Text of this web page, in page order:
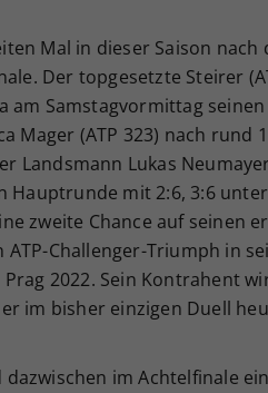
Mal in dieser Saison nach
Der topgesetzte Steirer
am Samstagvormittag
Mager (ATP 323) nach rund
Landsmann Lukas
Hauptrunde mit 2:6, 3:6
zweite Chance auf seinen
Challenger-Triumph in
2022. Sein Kontrahent
er im bisher einzigen Duell
dazwischen im Achtelfinale